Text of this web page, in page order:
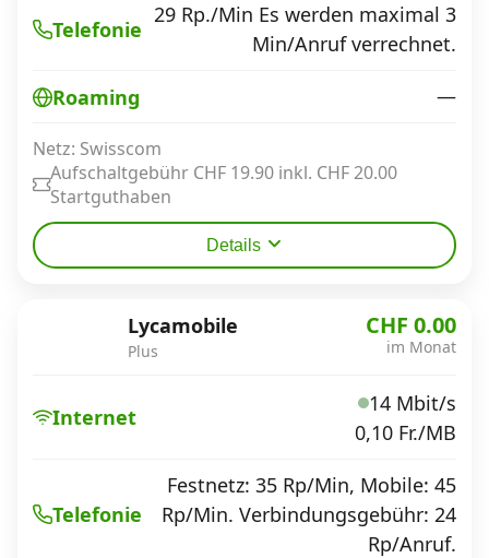
Telefonie
29 Rp./Min Es werden maximal 3
Min/Anruf verrechnet.
Roaming —
Netz: Swisscom
Aufschaltgebühr CHF 19.90 inkl. CHF 20.00
Startguthaben
Details
Lycamobile
Plus
CHF 0.00
im Monat
Internet
14 Mbit/s
0,10 Fr./MB
Telefonie
Festnetz: 35 Rp/Min, Mobile: 45
Rp/Min. Verbindungsgebühr: 24
Rp/Anruf.